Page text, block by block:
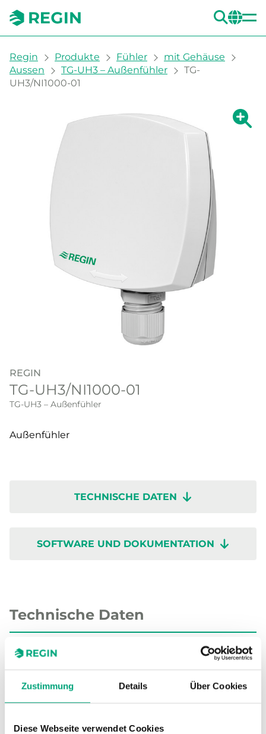
Zustimmung Details Über Cookies
Diese Webseite verwendet Cookies
You are here:
Regin Produkte Fühler
mit Gehäuse
Aussen
TG-UH3 – Außenfühler
TG-
UH3/NI1000-01
Zeige
REGIN
TG-UH3/NI1000-01
TG-UH3 – Außenfühler
Außenfühler
TECHNISCHE DATEN
SOFTWARE UND DOKUMENTATION
Technische Daten
Technische Daten für TG-UH3/NI1000-01
Sensor-Schnittstelle
Display